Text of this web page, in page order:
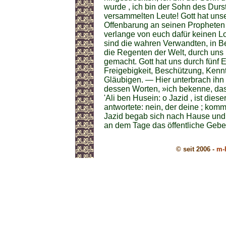
wurde , ich bin der Sohn des
versammelten Leute! Gott hat
Offenbarung an seinen
verlange von euch dafür keinen
sind die wahren Verwandten, in
die Regenten der Welt, durch
gemacht. Gott hat uns durch fünf
Freigebigkeit, Beschützung,
Gläubigen. — Hier unterbrach ihn
dessen Worten, »ich bekenne,
'Ali ben Husein: o Jazid , ist
antwortete: nein, der deine ;
Jazid begab sich nach Hause
an dem Tage das öffentliche
© seit 2006 - m-